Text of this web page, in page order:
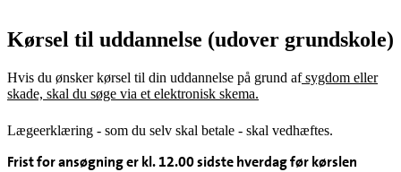
Kørsel til uddannelse (udover grundskole)
Hvis du ønsker kørsel til din uddannelse på grund afsygdom eller
skade, skal du søge via et elektronisk skema.
Lægeerklæring - som du selv skal betale - skal vedhæftes.
Frist for ansøgning er kl. 12.00 sidste hverdag før kørslen